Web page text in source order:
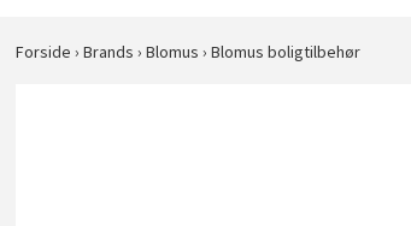
Forside ›Brands ›Blomus ›Blomus boligtilbehør